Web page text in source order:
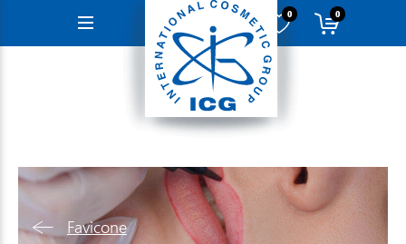
Навигация
0 0
Favicone